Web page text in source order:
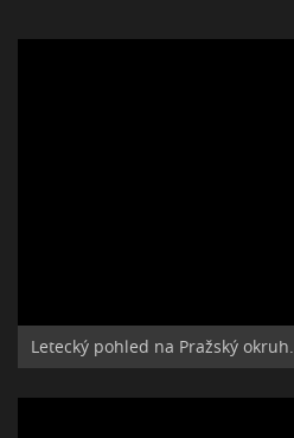
Letecký pohled na Pražský okruh.